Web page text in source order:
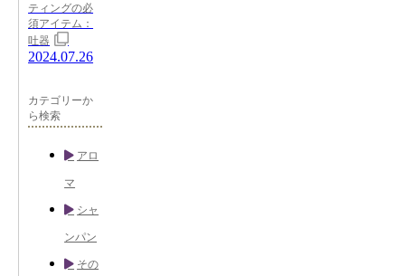
ティングの必
須アイテム：
吐器
2024.07.26
カテゴリーか
ら検索
アロ
マ
シャ
ンパン
その